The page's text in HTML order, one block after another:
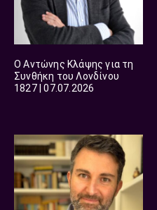
Ο Αντώνης Κλάψης για τη
Συνθήκη του Λονδίνου
1827 | 07.07.2026